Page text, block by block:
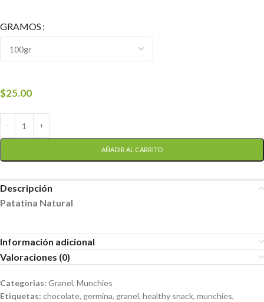
GRAMOS
$25.00
AÑADIR AL CARRITO
Descripción
Patatina Natural
Información adicional
Valoraciones (0)
Categorias: Granel, Munchies
Etiquetas: chocolate, germina, granel, healthy snack, munchies,